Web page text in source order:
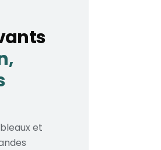
et